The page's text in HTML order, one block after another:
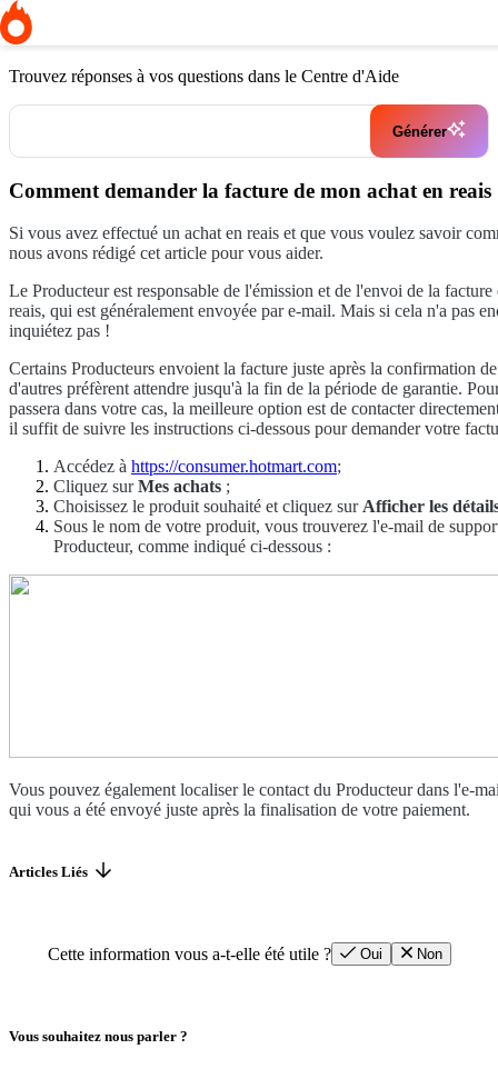
Page d'accueil
facture de mon achat en reais ?
Trouvez réponses à vos questions dans le Centre d'Aide
Générer
Comment demander la facture de mon achat en reais
Si vous avez effectué un achat en reais et que vous voulez savoir
nous avons rédigé cet article pour vous aider.
Le Producteur est responsable de l'émission et de l'envoi de la
reais, qui est généralement envoyée par e-mail. Mais si cela n'a pas
inquiétez pas !
Certains Producteurs envoient la facture juste après la confirmation
d'autres préfèrent attendre jusqu'à la fin de la période de garantie.
passera dans votre cas, la meilleure option est de contacter
il suffit de suivre les instructions ci-dessous pour demander votre
Accédez à https://consumer.hotmart.com;
Cliquez surMes achats ;
Choisissez le produit souhaité et cliquez surAfficher les
Sous le nom de votre produit, vous trouverez l'e-mail de
Producteur, comme indiqué ci-dessous :
Vous pouvez également localiser le contact du Producteur dans l'e-
qui vous a été envoyé juste après la finalisation de votre paiement.
Articles Liés
Cette information vous a-t-elle été utile ? Oui Non
Vous souhaitez nous parler ?